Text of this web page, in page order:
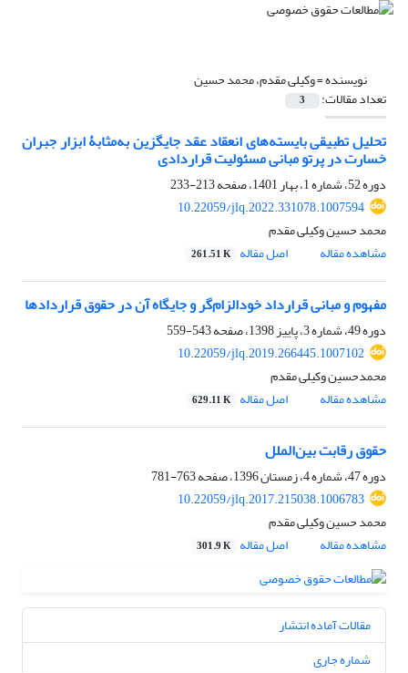
نویسنده =وکیلی مقدم، محمد حسین
تعداد مقالات: 3
تحلیل تطبیقی بایسته‌های انعقاد عقد جایگزین به‌مثابۀ ابزار جبران
‏خسارت در پرتو مبانی مسئولیت قراردادی
دوره 52، شماره 1، بهار 1401، صفحه
213-233
10.22059/jlq.2022.331078.1007594
محمد حسین وکیلی مقدم
مشاهده مقاله
اصل مقاله 261.51 K
مفهوم و مبانی قرارداد خودالزام‌گر و جایگاه آن در حقوق قراردادها
دوره 49، شماره 3، پاییز 1398، صفحه
543-559
10.22059/jlq.2019.266445.1007102
محمدحسین وکیلی مقدم
مشاهده مقاله
اصل مقاله 629.11 K
حقوق رقابت بین‌الملل
دوره 47، شماره 4، زمستان 1396، صفحه
763-781
10.22059/jlq.2017.215038.1006783
محمد حسین وکیلی مقدم
مشاهده مقاله
اصل مقاله 301.9 K
مقالات آماده انتشار
شماره جاری